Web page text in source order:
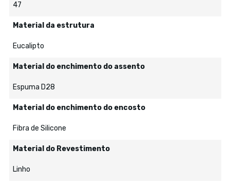
47
Material da estrutura
Eucalipto
Material do enchimento do assento
Espuma D28
Material do enchimento do encosto
Fibra de Silicone
Material do Revestimento
Linho